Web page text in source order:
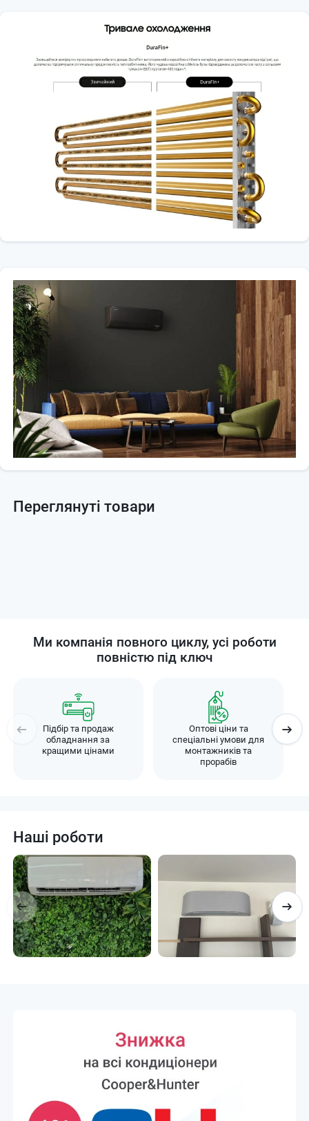
Эффективный обогрев при -22°C.
Длина трубопровода (макс, м) 15
Высота трубопровода (макс. м) 8
Клапан SVC жидкость 06х6.35
Циркуляция воздуха (охлаждение, м3/мин) 10.7
Тип хладагента R32
Заправка хладагента, кг 0,70
Заправка хладагента, т 02 и 0,47
Низкая температура окружающей среды (охлаждение, °C) - 10 - 46
Низкая температура окружающей среды (нагрев, C) -15 - 24
Наружный блок тип компрессора BLDC
Наружный блок антикоррозионное ребро Да
Эффективный обогрев при -22°C.
Смола для безветренного охлаждения
Очистка воздуха
Номер фильтра РМ 1.0
Фильтр по уходу 4-8-1 Ne
Easy Fiter Plus (Антибактериальный) Да
Медный антибактериальный фильтр Да
Автоматическая очистка (самоочистка) Да
SmartThings Да
Автоматическое охлаждение Al Да
No датчика обнаружения движения
Заморозка Да
Индикатор очистки фильтра Да
Томпература в помещении Дисплей Да
Включение/выключение дисппед Да
Звуковой сигнал включен/выключен ДА
Звуковой сигнал включен/выключен Да
Автоматическое переключение Да
Автоматический режим – Да
Переглянуті товари
Ми компанія повного циклу, усі роботи
повністю під ключ
Підбір та продаж
обладнання за
кращими цінами
Оптові ціни та
спеціальні умови для
монтажників та
прорабів
Наші роботи